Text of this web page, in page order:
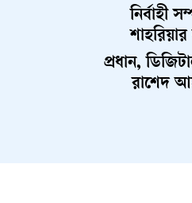
নির্বাহী
প্রধান,
রাশেদ